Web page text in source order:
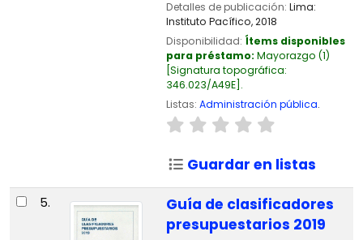
Detalles de publicación: Lima:
Instituto Pacífico,2018
Disponibilidad: Ítems disponibles
para préstamo: Mayorazgo (1)
Signatura topográfica:
346.023/A49E .
Listas: Administración pública.
Guardar en listas
5.
Guía de clasificadores
presupuestarios 2019